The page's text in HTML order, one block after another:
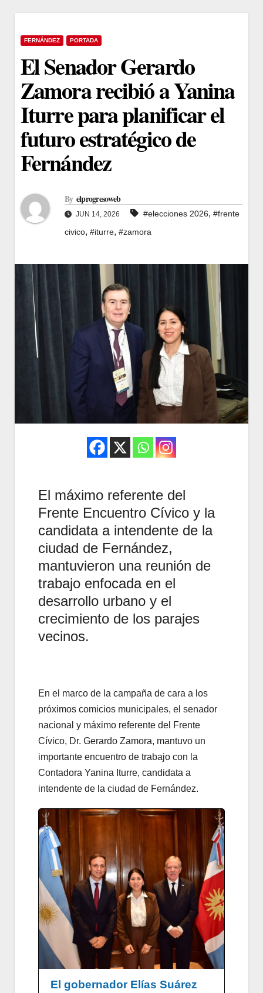
FERNÁNDEZ PORTADA
El Senador Gerardo
Zamora recibió a Yanina
Iturre para planificar el
futuro estratégico de
Fernández
By elprogresoweb
JUN 14, 2026 #elecciones 2026, #frente
civico, #iturre, #zamora
El máximo referente del
Frente Encuentro Cívico y la
candidata a intendente de la
ciudad de Fernández,
mantuvieron una reunión de
trabajo enfocada en el
desarrollo urbano y el
crecimiento de los parajes
vecinos.
En el marco de la campaña de cara a los
próximos comicios municipales, el senador
nacional y máximo referente del Frente
Cívico, Dr. Gerardo Zamora, mantuvo un
importante encuentro de trabajo con la
Contadora Yanina Iturre, candidata a
intendente de la ciudad de Fernández.
El gobernador Elías Suárez